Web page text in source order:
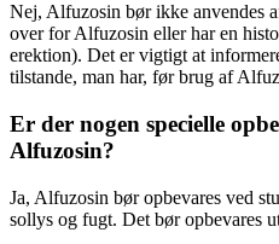
Nej, Alfuzosin bør ikke anvendes
over for Alfuzosin eller har en
erektion). Det er vigtigt at
tilstande, man har, før brug af
Er der nogen specielle
Alfuzosin?
Ja, Alfuzosin bør opbevares ved
sollys og fugt. Det bør opbevares